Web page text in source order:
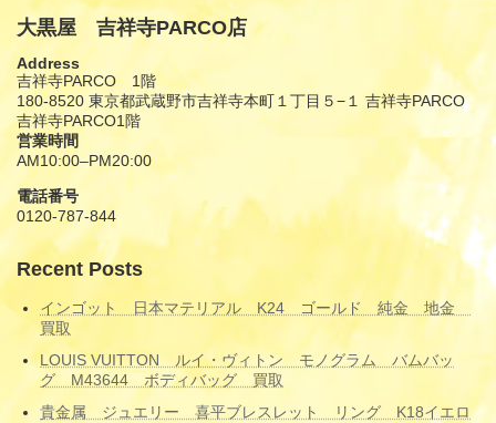
大黒屋 吉祥寺PARCO店
Address
吉祥寺PARCO 1階
180-8520 東京都武蔵野市吉祥寺本町１丁目５−１ 吉祥寺PARCO
吉祥寺PARCO1階
営業時間
AM10:00–PM20:00
電話番号
0120-787-844
Recent Posts
インゴット 日本マテリアル K24 ゴールド 純金 地金
買取
LOUIS VUITTON ルイ・ヴィトン モノグラム バムバッ
グ M43644 ボディバッグ 買取
貴金属 ジュエリー 喜平ブレスレット リング K18イエロ